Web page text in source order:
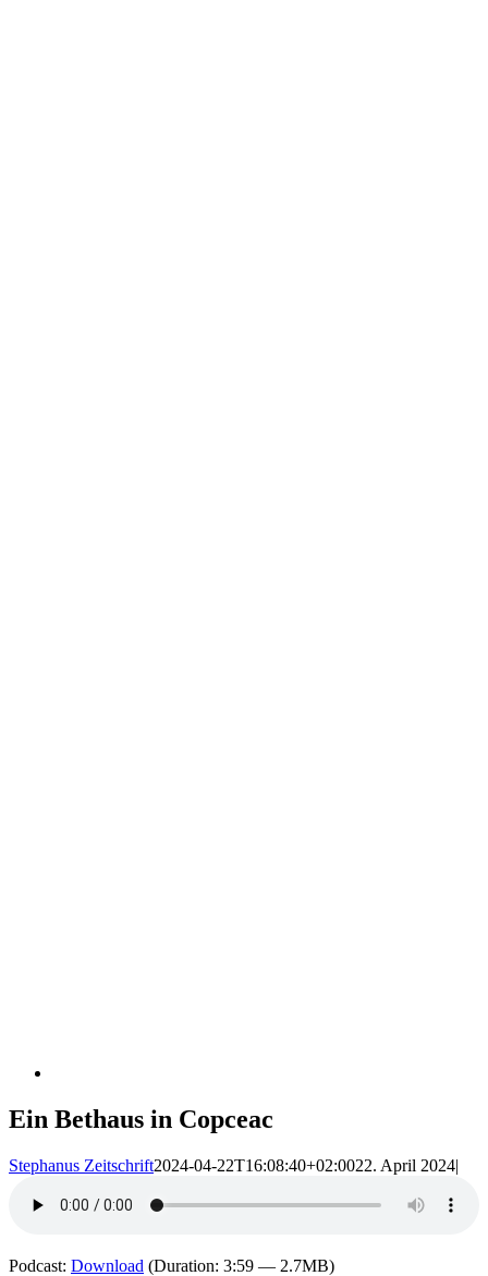
Ein Bethaus in Copceac
Stephanus Zeitschrift2024-04-22T16:08:40+02:0022. April 2024|
Podcast: Download (Duration: 3:59 — 2.7MB)